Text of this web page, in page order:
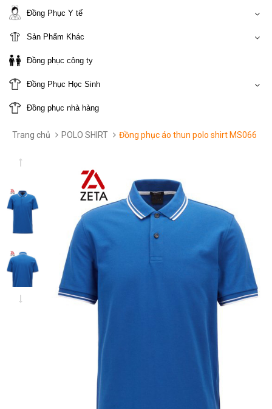
Đồng Phục Y tế
Sản Phẩm Khác
Đồng phục công ty
Đồng Phục Học Sinh
Đồng phục nhà hàng
Trang chủ POLO SHIRT Đồng phục áo thun polo shirt MS066